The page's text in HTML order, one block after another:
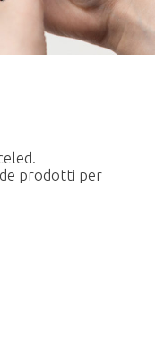
prodotti per